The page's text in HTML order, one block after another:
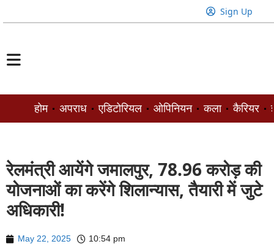
Sign Up
होम अपराध एडिटोरियल ओपिनियन कला कैरियर
रेलमंत्री आयेंगे जमालपुर, 78.96 करोड़ की
योजनाओं का करेंगे शिलान्यास, तैयारी में जुटे
अधिकारी!
May 22, 2025 10:54 pm